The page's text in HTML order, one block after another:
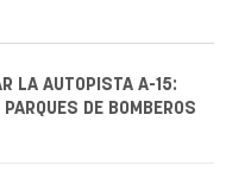
LA AUTOPISTA A-15:
DE BOMBEROS